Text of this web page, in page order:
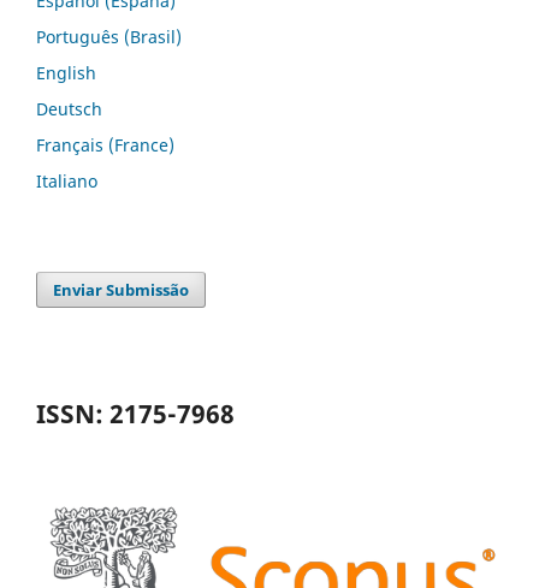
Português (Brasil)
English
Deutsch
Français (France)
Italiano
Enviar Submissão
ISSN: 2175-7968